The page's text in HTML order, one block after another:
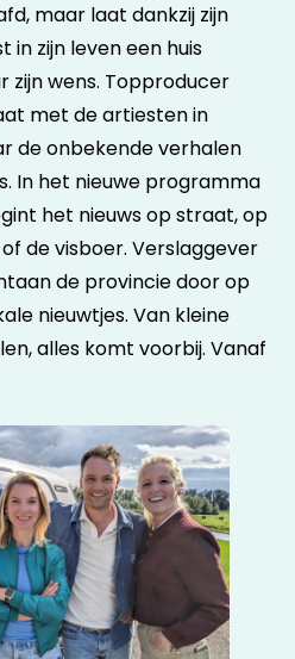
maar laat dankzij zijn
in zijn leven een huis
wens. Topproducer
met de artiesten in
de onbekende verhalen
In het nieuwe programma
het nieuws op straat, op
de visboer. Verslaggever
de provincie door op
nieuwtjes. Van kleine
alles komt voorbij. Vanaf